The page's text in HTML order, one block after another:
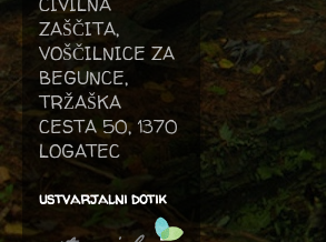
ZAŠČITA,
VOŠČILNICE ZA
BEGUNCE,
TRŽAŠKA
CESTA 50, 1370
LOGATEC
ustvarjalni dotik